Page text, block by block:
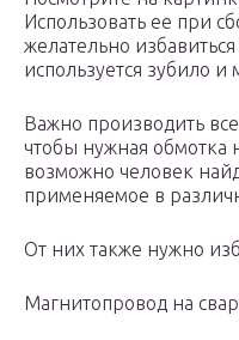
Использовать ее при
желательно
используется зубило и
Важно производить
чтобы нужная обмотка
возможно человек
применяемое в
От них также нужно
Магнитопровод на